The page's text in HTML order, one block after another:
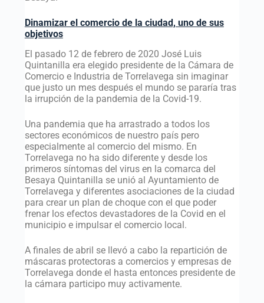
Dinamizar el comercio de la ciudad, uno de sus
objetivos
El pasado 12 de febrero de 2020 José Luis
Quintanilla era elegido presidente de la Cámara de
Comercio e Industria de Torrelavega sin imaginar
que justo un mes después el mundo se pararía tras
la irrupción de la pandemia de la Covid-19.
Una pandemia que ha arrastrado a todos los
sectores económicos de nuestro país pero
especialmente al comercio del mismo. En
Torrelavega no ha sido diferente y desde los
primeros síntomas del virus en la comarca del
Besaya Quintanilla se unió al Ayuntamiento de
Torrelavega y diferentes asociaciones de la ciudad
para crear un plan de choque con el que poder
frenar los efectos devastadores de la Covid en el
municipio e impulsar el comercio local.
A finales de abril se llevó a cabo la repartición de
máscaras protectoras a comercios y empresas de
Torrelavega donde el hasta entonces presidente de
la cámara participo muy activamente.